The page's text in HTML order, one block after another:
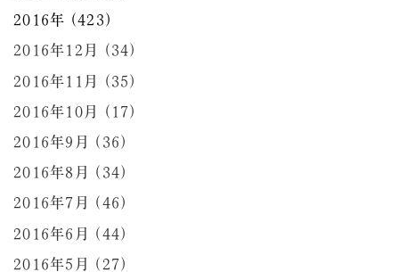
2016年 (423)
2016年12月 (34)
2016年11月 (35)
2016年10月 (17)
2016年9月 (36)
2016年8月 (34)
2016年7月 (46)
2016年6月 (44)
2016年5月 (27)